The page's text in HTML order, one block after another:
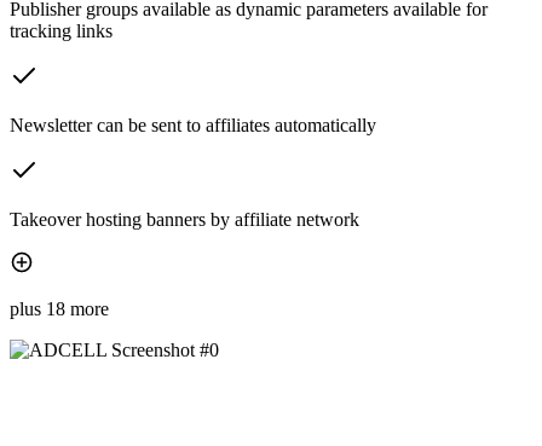
Publisher groups available as dynamic parameters available for
tracking links
Newsletter can be sent to affiliates automatically
Takeover hosting banners by affiliate network
plus 18 more